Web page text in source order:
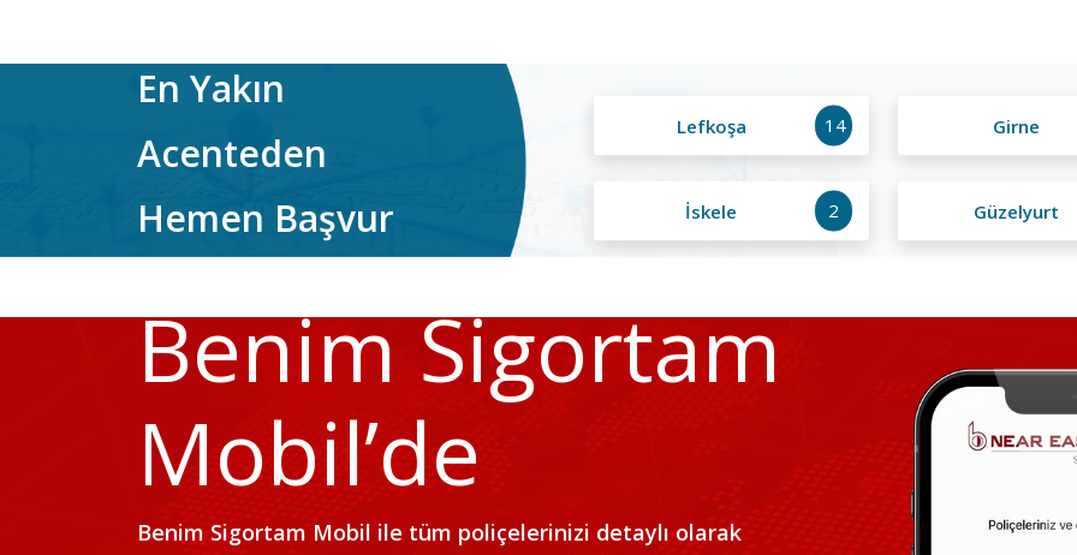
En Yakın
Acenteden
Hemen Başvur
Lefkoşa 14 Girne
İskele 2 Güzelyurt
Benim Sigortam
Mobil’de
Benim Sigortam Mobil ile tüm poliçelerinizi detaylı olarak